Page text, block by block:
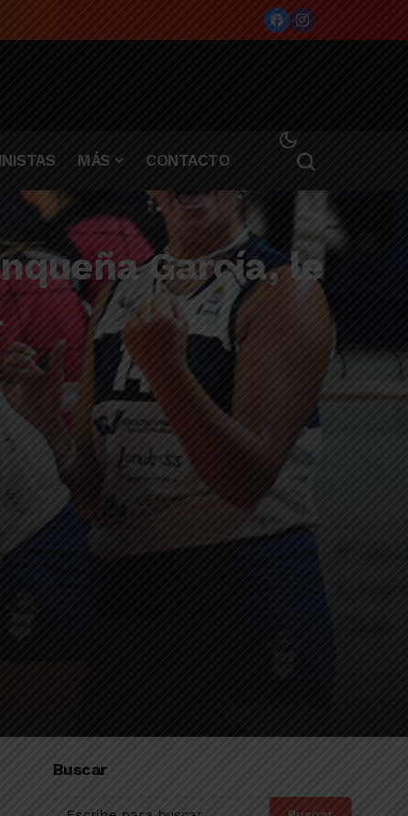
MÁS CONTACTO
García, le
Buscar